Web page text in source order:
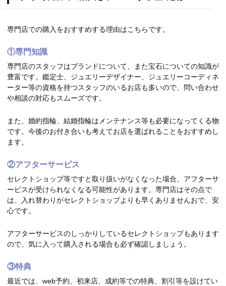
専門店での購入をおすすめする理由はこちらです。
①専門知識
専門店のスタッフはブランドについて、また宝石についての知識が
豊富です。鑑定士、ジュエリーデザイナー、ジュエリーコーディネ
ーター等の資格を持つスタッフのいるお店も多いので、問い合わせ
や相談の対応もスムーズです。
また、婚約指輪、結婚指輪はメンテナンス等も必要になってくる物
です。今後のお付き合いも考えてお店を選ばれることをおすすめし
ます。
②アフターサービス
セレクトショップ等ですと取り扱いがなくなった場合、アフターサ
ービスが受けられなくなる可能性があります。専門店はその点で
は、入れ替わりがセレクトショップよりも早くありませんおで、安
心です。
アフターサービスのしっかりしているセレクトショップもあります
ので、気に入って購入される場合も必ず確認しましょう。
③特典
最近では、web予約、初来店、成約等での特典、割引等を設けてい